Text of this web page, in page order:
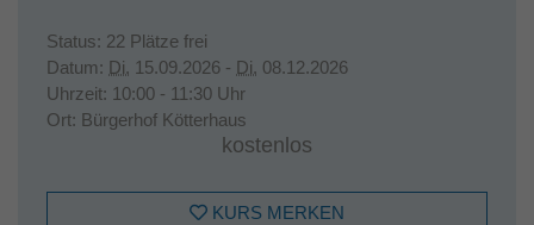
Status: 22 Plätze frei
Datum: Di. 15.09.2026 - Di. 08.12.2026
Uhrzeit: 10:00 - 11:30 Uhr
Ort: Bürgerhof Kötterhaus
kostenlos
KURS MERKEN